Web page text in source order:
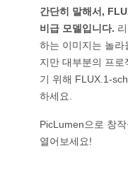
간단히 말해서,
비급 모델입니다.
하는 이미지는 놀
지만 대부분의 프
기 위해 FLUX.1-
하세요.
PicLumen으로 창
열어보세요!